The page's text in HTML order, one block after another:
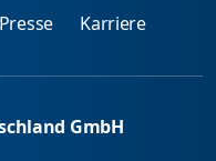
Presse Karriere
GmbH